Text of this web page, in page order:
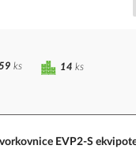
14 ks
ks
EVP2-S